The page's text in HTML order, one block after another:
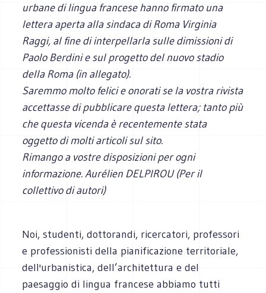
urbane di lingua francese hanno firmato una
lettera aperta alla sindaca di Roma Virginia
Raggi, al fine di interpellarla sulle dimissioni di
Paolo Berdini e sul progetto del nuovo stadio
della Roma (in allegato).
Saremmo molto felici e onorati se la vostra rivista
accettasse di pubblicare questa lettera; tanto più
che questa vicenda è recentemente stata
oggetto di molti articoli sul sito.
Rimango a vostre disposizioni per ogni
informazione.Aurélien DELPIROU (Per il
collettivo di autori)
Noi, studenti, dottorandi, ricercatori, professori
e professionisti della pianificazione territoriale,
dell'urbanistica, dell’architettura e del
paesaggio di lingua francese abbiamo tutti